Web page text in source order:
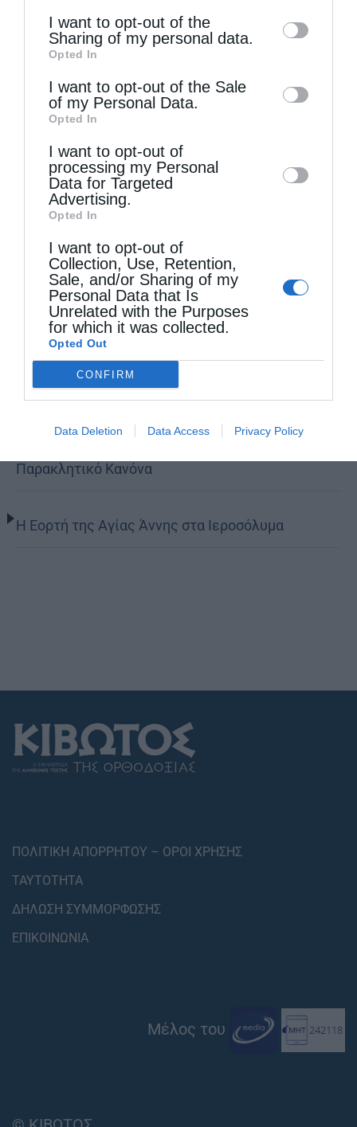
information by third parties on the IAB’s list
of downstream participants. This
information may also be disclosed by us to
third parties on theIAB’s List of
Downstream Participants
disclose it to other third parties.
I want to opt-out of the
Sharing of my personal data.
Opted In
I want to opt-out of the Sale
of my Personal Data.
Opted In
I want to opt-out of
processing my Personal
Data for Targeted
Advertising.
Opted In
I want to opt-out of
Collection, Use, Retention,
Sale, and/or Sharing of my
Personal Data that Is
Unrelated with the Purposes
for which it was collected.
Opted Out
CONFIRM
Data Deletion Data Access Privacy Policy
Τελευταία άρθρα
Ελληνικός Ερυθρός Σταυρός: Τι πρέπει να
περιέχει ένα φαρμακείο διακοπών
Η πανήγυρις της Μεταμορφώσεως του Σωτήρος
στη Θεσσαλονίκη
Όταν είσαι ευλαβής
Παρασκευής Παλαιοκάστρου για το Μικρό
Παρακλητικό Κανόνα
Η Εορτή της Αγίας Άννης στα Ιεροσόλυμα
ΠΟΛΙΤΙΚΗ ΑΠΟΡΡΗΤΟΥ – ΟΡΟΙ ΧΡΗΣΗΣ
ΤΑΥΤΟΤΗΤΑ
ΔΗΛΩΣΗ ΣΥΜΜΟΡΦΩΣΗΣ
ΕΠΙΚΟΙΝΩΝΙΑ
Μέλος του